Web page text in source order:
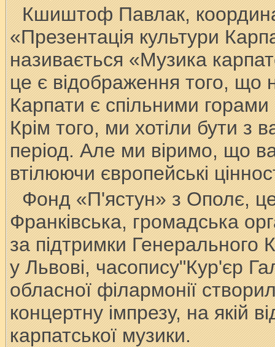
Кшиштоф Павлак,
«Презентація культури
називається «Музика
це є відображення того, що
Карпати є спільними
Крім того, ми хотіли бути з
період. Але ми віримо, що
втілюючи європейські
Фонд «П'ястун» з Ополє,
Франківська, громадська
за підтримки Генерального
у Львові, часопису"Кур'єр
обласної філармонії
концертну імпрезу, на якій
карпатської музики.